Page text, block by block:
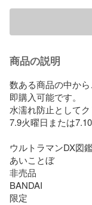
商品の説明
数ある商品の中から
即購入可能です。
水濡れ防止として
7.9火曜日または
ウルトラマンDX図
あいことぼ
非売品
BANDAI
限定